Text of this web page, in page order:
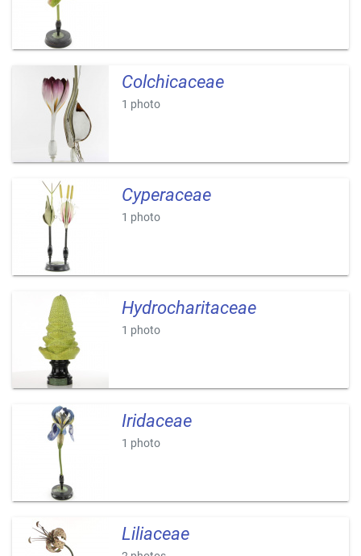
Colchicaceae
1 photo
Cyperaceae
1 photo
Hydrocharitaceae
1 photo
Iridaceae
1 photo
Liliaceae